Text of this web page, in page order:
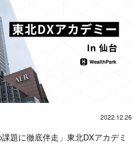
2022.12.26
題に徹底伴走」東北DXアカデミ